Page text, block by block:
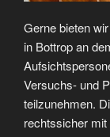
Gerne bieten
in Bottrop an
Versuchs- und
teilzunehmen.
rechtssicher